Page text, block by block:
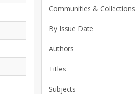
Communities & Collections
By Issue Date
Authors
Titles
Subjects